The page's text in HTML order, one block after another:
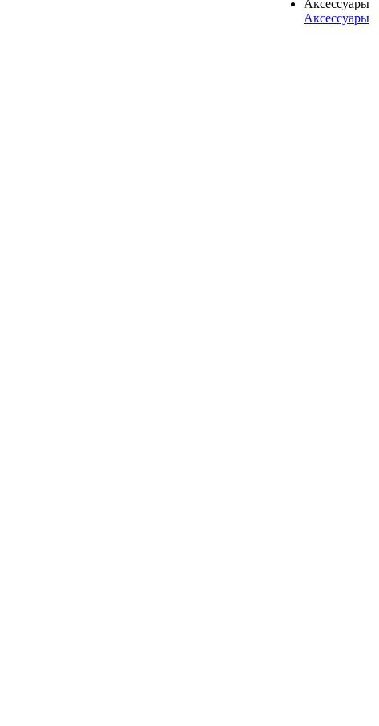
Аксессуары